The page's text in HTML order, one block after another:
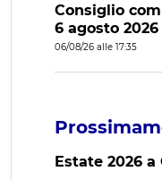
Consiglio
6 agosto 2026
06/08/26 alle 17:35
Estate 2026 a